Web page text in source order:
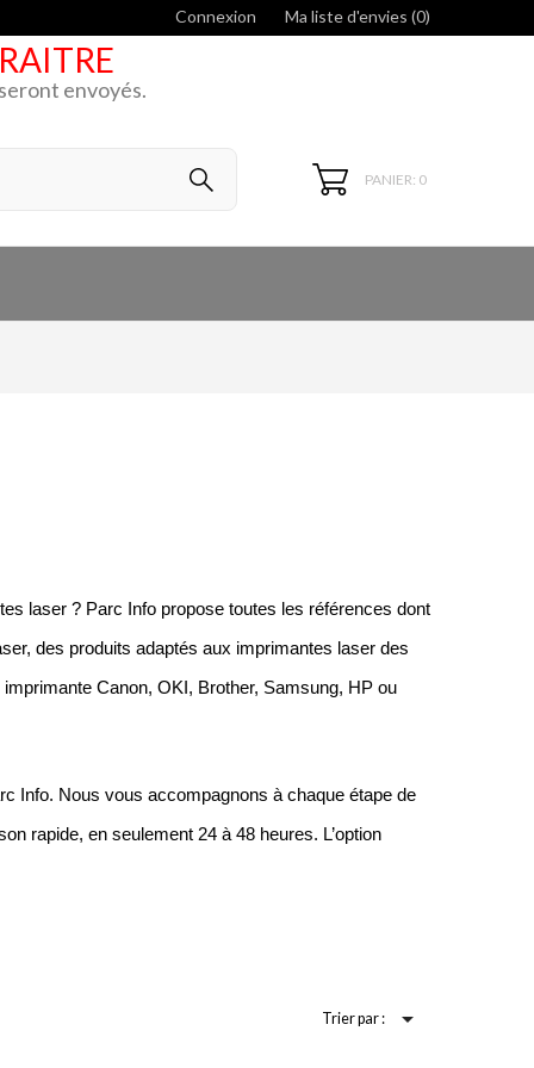
Connexion Ma liste d'envies (0)
envoyés.
PANIER: 0
laser ? Parc Info propose toutes les références dont
des produits adaptés aux imprimantes laser des
Canon, OKI, Brother, Samsung, HP ou
Info. Nous vous accompagnons à chaque étape de
rapide, en seulement 24 à 48 heures. L’option
Trier par : 